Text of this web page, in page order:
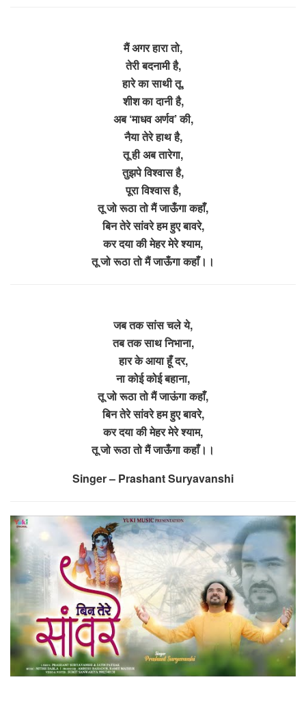
मैं अगर हारा तो,
तेरी बदनामी है,
हारे का साथी तू,
शीश का दानी है,
अब ‘माधव अर्णव’ की,
नैया तेरे हाथ है,
तू ही अब तारेगा,
तुझपे विश्वास है,
पूरा विश्वास है,
तू जो रूठा तो मैं जाऊँगा कहाँ,
बिन तेरे सांवरे हम हुए बावरे,
कर दया की मेहर मेरे श्याम,
तू जो रूठा तो मैं जाऊँगा कहाँ।।
जब तक सांस चले ये,
तब तक साथ निभाना,
हार के आया हूँ दर,
ना कोई कोई बहाना,
तू जो रूठा तो मैं जाऊंगा कहाँ,
बिन तेरे सांवरे हम हुए बावरे,
कर दया की मेहर मेरे श्याम,
तू जो रूठा तो मैं जाऊँगा कहाँ।।
Singer – Prashant Suryavanshi